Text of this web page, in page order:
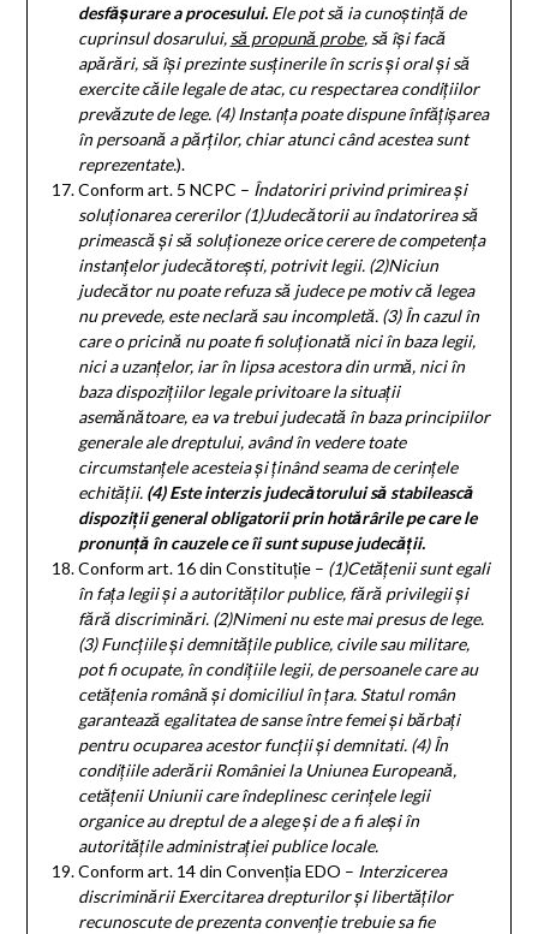
desfășurare a procesului.Ele pot să ia cunoștință de
cuprinsul dosarului, să propună probe, să își facă
apărări, să își prezinte susținerile în scris și oral și să
exercite căile legale de atac, cu respectarea condițiilor
prevăzute de lege. (4) Instanța poate dispune înfățișarea
în persoană a părților, chiar atunci când acestea sunt
reprezentate.).
Conform art. 5 NCPC – Îndatoriri privind primirea și
soluționarea cererilor(1)Judecătorii au îndatorirea să
primească și să soluționeze orice cerere de competența
instanțelor judecătorești, potrivit legii. (2)Niciun
judecător nu poate refuza să judece pe motiv că legea
nu prevede, este neclară sau incompletă. (3) În cazul în
care o pricină nu poate fi soluționată nici în baza legii,
nici a uzanțelor, iar în lipsa acestora din urmă, nici în
baza dispozițiilor legale privitoare la situații
asemănătoare, ea va trebui judecată în baza principiilor
generale ale dreptului, având în vedere toate
circumstanțele acesteia și ținând seama de cerințele
echității. (4) Este interzis judecătorului să stabilească
dispoziții general obligatorii prin hotărârile pe care le
pronunță în cauzele ce îi sunt supuse judecății.
Conform art. 16 din Constituție – (1)Cetățenii sunt egali
în fața legii și a autorităților publice, fără privilegii și
fără discriminări. (2)Nimeni nu este mai presus de lege.
(3) Funcțiile și demnitățile publice, civile sau militare,
pot fi ocupate, în condițiile legii, de persoanele care au
cetățenia română și domiciliul în țara. Statul român
garantează egalitatea de sanse între femei și bărbați
pentru ocuparea acestor funcții și demnitati. (4) În
condițiile aderării României la Uniunea Europeană,
cetățenii Uniunii care îndeplinesc cerințele legii
organice au dreptul de a alege și de a fi aleși în
autoritățile administrației publice locale.
Conform art. 14 din Convenția EDO – Interzicerea
discriminării Exercitarea drepturilor şi libertăţilor
recunoscute de prezenta convenţie trebuie sa fie